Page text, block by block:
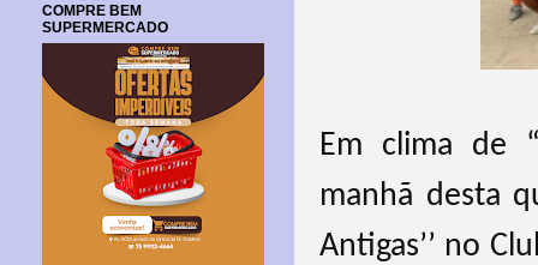
Em clima de
manhã desta
Antigas’’ no
COMPRE BEM
SUPERMERCADO